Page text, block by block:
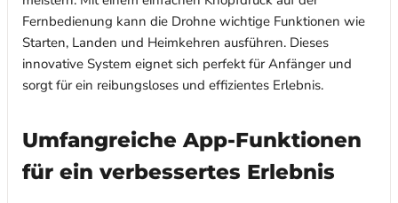
Fernbedienung kann die Drohne wichtige Funktionen wie
Starten, Landen und Heimkehren ausführen. Dieses
innovative System eignet sich perfekt für Anfänger und
sorgt für ein reibungsloses und effizientes Erlebnis.
Umfangreiche App-Funktionen
für ein verbessertes Erlebnis